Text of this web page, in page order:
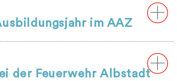
im AAZ
der Feuerwehr Albstadt